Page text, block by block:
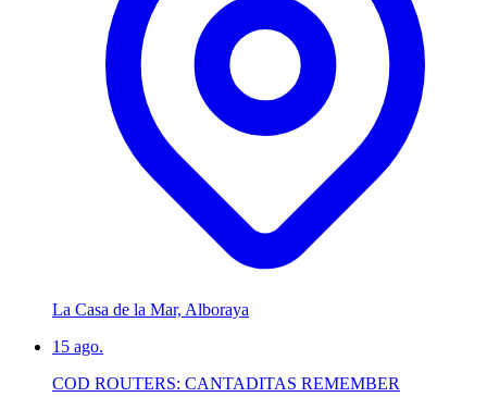
La Casa de la Mar, Alboraya
15 ago.
COD ROUTERS: CANTADITAS REMEMBER